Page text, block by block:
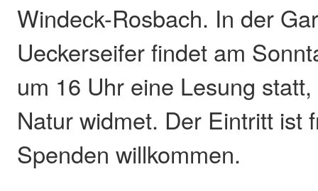
Windeck-Rosbach. In der
Ueckerseifer findet am
um 16 Uhr eine Lesung
Natur widmet. Der Eintritt ist
Spenden willkommen.